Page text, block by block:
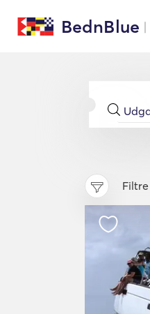
BednBlue
Filtre